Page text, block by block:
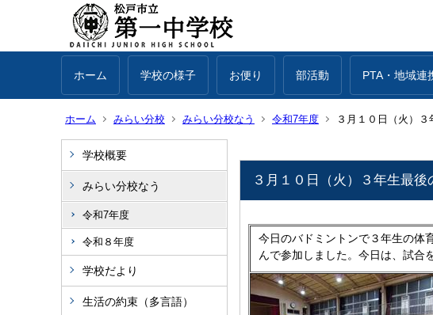
ホーム 学校の様子 お便り 部活動 PTA・地域連
ホーム みらい分校 みらい分校なう 令和7年度 ３月１０日（火）３
学校概要
みらい分校なう
令和7年度
令和８年度
学校だより
生活の約束（多言語）
３月１０日（火）３年生最後
今日のバドミントンで３年生の体
んで参加しました。今日は、試合